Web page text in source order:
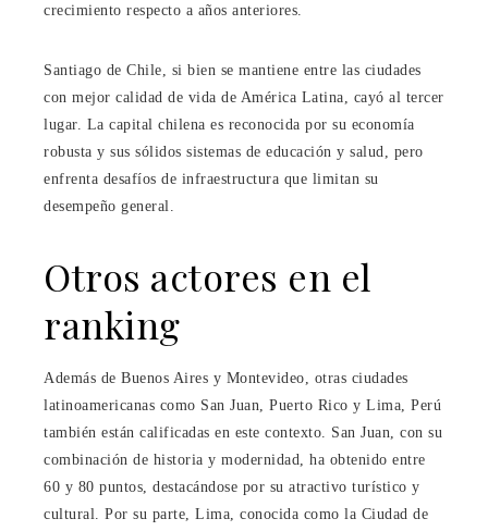
crecimiento respecto a años anteriores.
Santiago de Chile, si bien se mantiene entre las ciudades
con mejor calidad de vida de América Latina, cayó al tercer
lugar. La capital chilena es reconocida por su economía
robusta y sus sólidos sistemas de educación y salud, pero
enfrenta desafíos de infraestructura que limitan su
desempeño general.
Otros actores en el
ranking
Además de Buenos Aires y Montevideo, otras ciudades
latinoamericanas como San Juan, Puerto Rico y Lima, Perú
también están calificadas en este contexto. San Juan, con su
combinación de historia y modernidad, ha obtenido entre
60 y 80 puntos, destacándose por su atractivo turístico y
cultural. Por su parte, Lima, conocida como la Ciudad de